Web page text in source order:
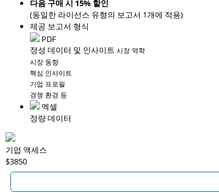
다음 구매 시 15% 할인
(동일한 라이선스 유형의 보고서 1개에 적용)
제공 보고서 형식
PDF
정성 데이터 및 인사이트 시장 역학
시장 동향
핵심 인사이트
기업 프로필
경쟁 환경 등
엑셀
정량 데이터
기업 액세스
$3850